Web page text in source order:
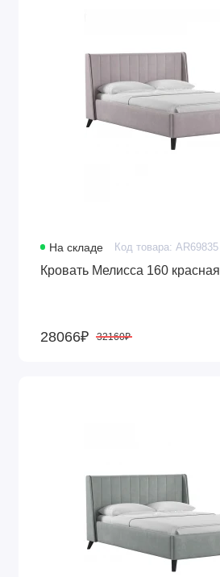
На складе Код товара: AR69835
Кровать Мелисса 160 красная
28066₽ 32160₽